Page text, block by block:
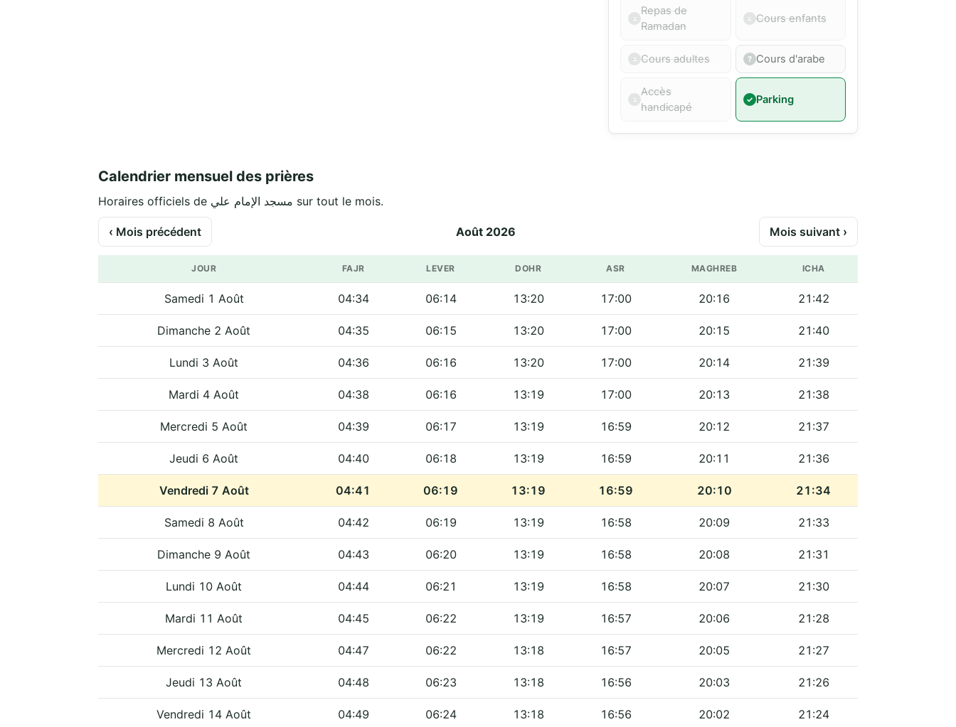
Repas de
Ramadan
Cours enfants
Cours adultes Cours d'arabe
Accès
handicapé
Parking
Calendrier mensuel des prières
Horaires officiels de مسجد الإمام علي sur tout le mois.
‹ Mois précédent Août 2026 Mois suivant ›
JOUR FAJR LEVER DOHR ASR MAGHREB ICHA
Samedi 1 Août 04:34 06:14 13:20 17:00 20:16 21:42
Dimanche 2 Août 04:35 06:15 13:20 17:00 20:15 21:40
Lundi 3 Août 04:36 06:16 13:20 17:00 20:14 21:39
Mardi 4 Août 04:38 06:16 13:19 17:00 20:13 21:38
Mercredi 5 Août 04:39 06:17 13:19 16:59 20:12 21:37
Jeudi 6 Août 04:40 06:18 13:19 16:59 20:11 21:36
Vendredi 7 Août 04:41 06:19 13:19 16:59 20:10 21:34
Samedi 8 Août 04:42 06:19 13:19 16:58 20:09 21:33
Dimanche 9 Août 04:43 06:20 13:19 16:58 20:08 21:31
Lundi 10 Août 04:44 06:21 13:19 16:58 20:07 21:30
Mardi 11 Août 04:45 06:22 13:19 16:57 20:06 21:28
Mercredi 12 Août 04:47 06:22 13:18 16:57 20:05 21:27
Jeudi 13 Août 04:48 06:23 13:18 16:56 20:03 21:26
Vendredi 14 Août 04:49 06:24 13:18 16:56 20:02 21:24